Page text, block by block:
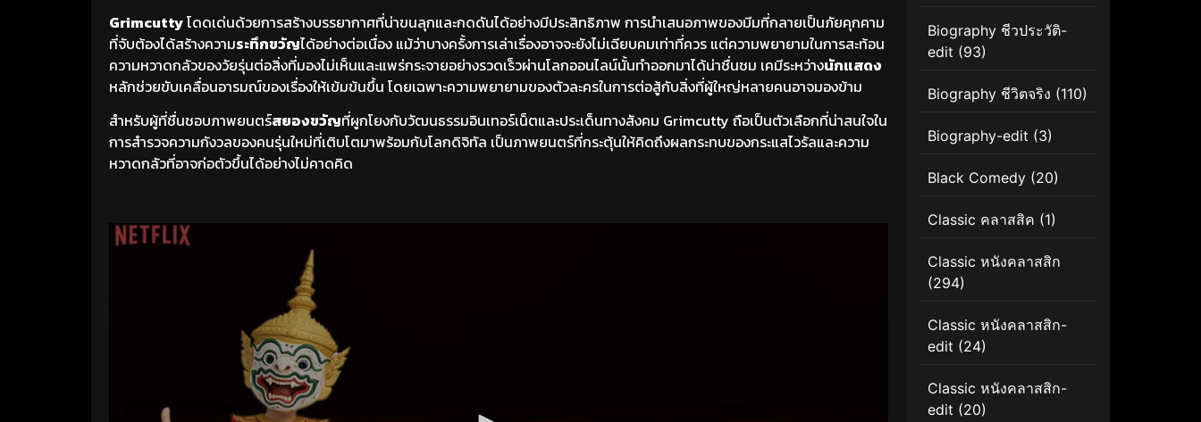
Grimcuttyโดดเด่นด้วยการสร้างบรรยากาศที่น่าขนลุกและกดดันได้อย่างมีประสิทธิภาพ การนำเสนอภาพของมีมที่กลายเป็นภัยคุกคาม
ที่จับต้องได้สร้างความระทึกขวัญได้อย่างต่อเนื่อง แม้ว่าบางครั้งการเล่าเรื่องอาจจะยังไม่เฉียบคมเท่าที่ควร แต่ความพยายามในการสะท้อน
ความหวาดกลัวของวัยรุ่นต่อสิ่งที่มองไม่เห็นและแพร่กระจายอย่างรวดเร็วผ่านโลกออนไลน์นั้นทำออกมาได้น่าชื่นชม เคมีระหว่างนักแสดง
หลักช่วยขับเคลื่อนอารมณ์ของเรื่องให้เข้มข้นขึ้น โดยเฉพาะความพยายามของตัวละครในการต่อสู้กับสิ่งที่ผู้ใหญ่หลายคนอาจมองข้าม
สำหรับผู้ที่ชื่นชอบภาพยนตร์สยองขวัญที่ผูกโยงกับวัฒนธรรมอินเทอร์เน็ตและประเด็นทางสังคม Grimcutty ถือเป็นตัวเลือกที่น่าสนใจใน
การสำรวจความกังวลของคนรุ่นใหม่ที่เติบโตมาพร้อมกับโลกดิจิทัล เป็นภาพยนตร์ที่กระตุ้นให้คิดถึงผลกระทบของกระแสไวรัลและความ
หวาดกลัวที่อาจก่อตัวขึ้นได้อย่างไม่คาดคิด
Biography ชีวประวัติ-
edit (93)
Biography ชีวิตจริง (110)
Biography-edit (3)
Black Comedy (20)
Classic คลาสสิค (1)
Classic หนังคลาสสิก
(294)
Classic หนังคลาสสิก-
edit (24)
Classic หนังคลาสสิก-
edit (20)